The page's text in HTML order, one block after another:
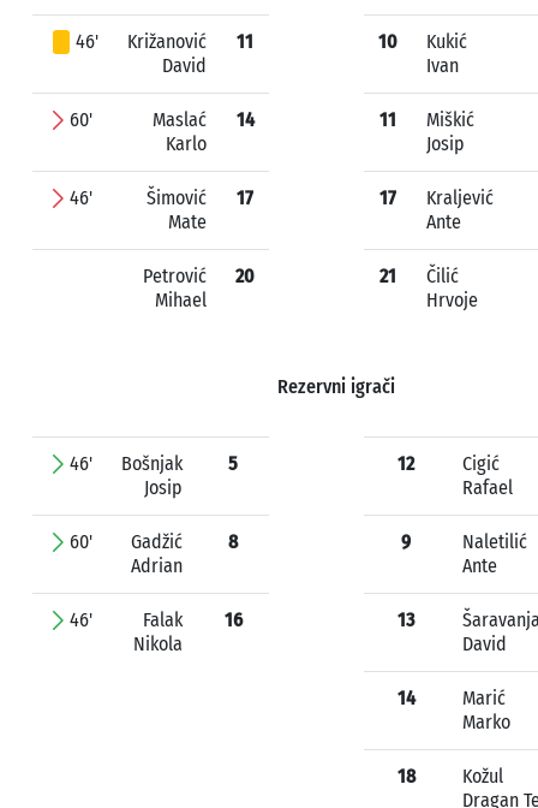
46'
Križanović
David
11
60'
Maslać
Karlo
14
46'
Šimović
Mate
17
Petrović
Mihael
20
10
Kukić
Ivan
11
Miškić
Josip
17
Kraljević
Ante
21
Čilić
Hrvoje
Rezervni igrači
46'
Bošnjak
Josip
5
60'
Gadžić
Adrian
8
46'
Falak
Nikola
16
12
Cigić
Rafael
9
Naletilić
Ante
13
David
14
Marić
Marko
18
Kožul
Dragan